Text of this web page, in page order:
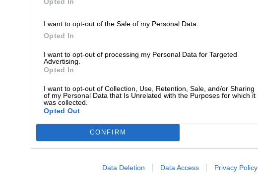
I want to opt-out of the Sale of my Personal Data.
Opted In
I want to opt-out of processing my Personal Data for Targeted
Advertising.
Opted In
I want to opt-out of Collection, Use, Retention, Sale, and/or Sharing
of my Personal Data that Is Unrelated with the Purposes for which it
was collected.
Opted Out
CONFIRM
Data Deletion Data Access Privacy Policy
προτιμώμενη πηγή ενημέρωσης στο Google
Συνεχής ροή